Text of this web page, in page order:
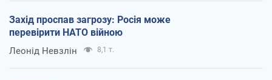
Захід проспав загрозу: Росія може
перевірити НАТО війною
Леонід Невзлін 8,1 т.